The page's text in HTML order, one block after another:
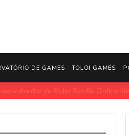
DE GAMES TOLOI GAMES
Kirby Air Riders prova porque é o